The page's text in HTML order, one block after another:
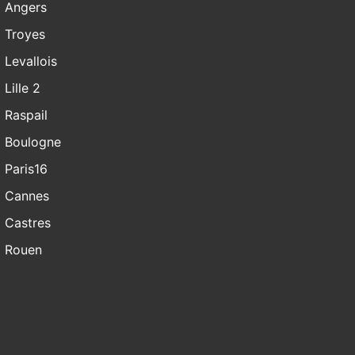
Angers
Troyes
Levallois
Lille 2
Raspail
Boulogne
Paris16
Cannes
Castres
Rouen